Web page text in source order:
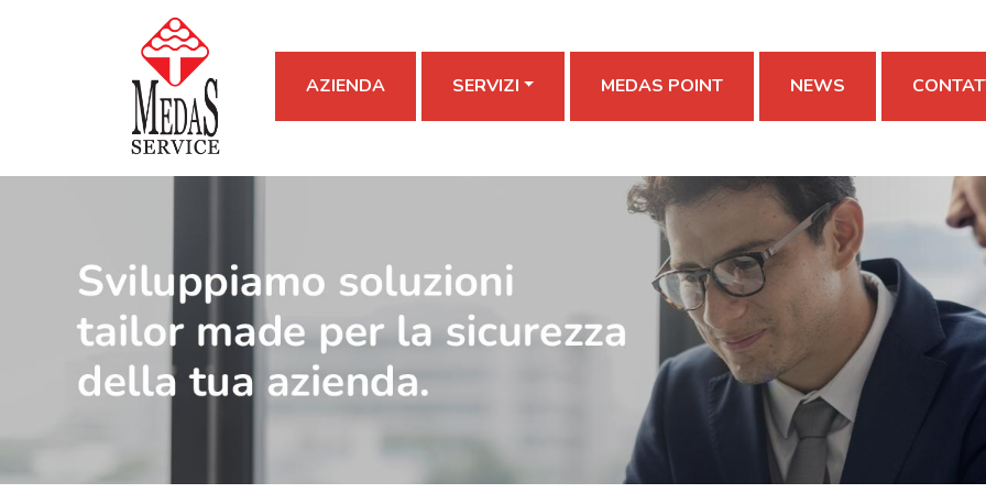
AZIENDA SERVIZI MEDAS POINT NEWS